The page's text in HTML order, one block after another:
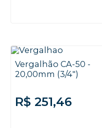
Vergalhão CA-50 -
20,00mm (3/4")
R$ 251,46